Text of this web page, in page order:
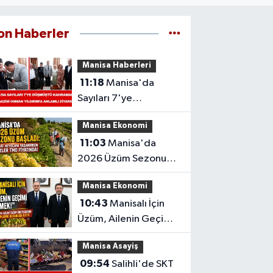
Haberler
Manisa Haberleri
11:18 Manisa'da
Sayıları 7'ye
Düşmüştü: Kahraman
Kore Gazisi Osman
Yıldırım'a Anlamlı
Ziyaret
Manisa Ekonomi
11:03 Manisa'da
2026 Üzüm Sezonu
Başladı: Hasat
Heyecanı Yaşanırken
Gözler TMO
Fiyatında!
Manisa Ekonomi
10:43 Manisalı İçin
Üzüm, Ailenin Geçimi
Demek!" Erkan Akçay
Üzüm Üreticisinin
Taleplerini Bakanlığa
Manisa Asayiş
09:54 Salihli'de SKT